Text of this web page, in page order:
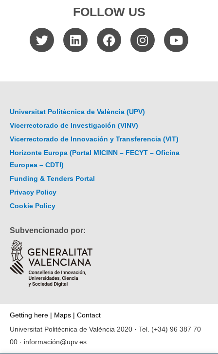
FOLLOW US
Universitat Politècnica de València (UPV)
Vicerrectorado de Investigación (VINV)
Vicerrectorado de Innovación y Transferencia (VIT)
Horizonte Europa (Portal MICINN – FECYT – Oficina
Europea – CDTI)
Funding & Tenders Portal
Privacy Policy
Cookie Policy
Subvencionado por:
Getting here | Maps | Contact
Universitat Politècnica de València 2020 · Tel. (+34) 96 387 70
00 · información@upv.es